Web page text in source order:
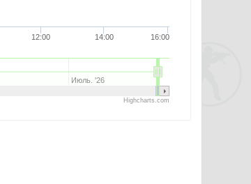
12:00 14:00 16:00
Июль. '26
Highcharts.com